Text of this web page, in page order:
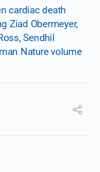
cardiac death
Ziad Obermeyer,
Sendhil
Nature volume